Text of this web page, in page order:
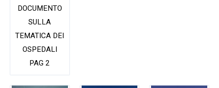
DOCUMENTO
SULLA
TEMATICA DEI
OSPEDALI
PAG 2